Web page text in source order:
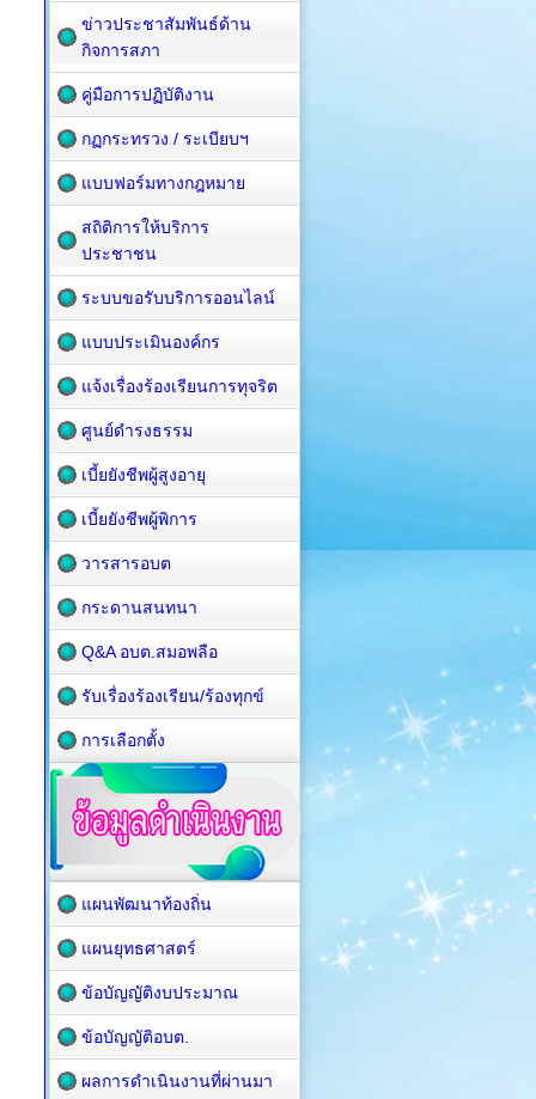
ข่าวประชาสัมพันธ์ด้าน
กิจการสภา
คู่มือการปฏิบัติงาน
กฏกระทรวง / ระเบียบฯ
แบบฟอร์มทางกฎหมาย
สถิติการให้บริการ
ประชาชน
ระบบขอรับบริการออนไลน์
แบบประเมินองค์กร
แจ้งเรื่องร้องเรียนการทุจริต
ศูนย์ดำรงธรรม
เบี้ยยังชีพผู้สูงอายุ
เบี้ยยังชีพผู้พิการ
วารสารอบต
กระดานสนทนา
Q&A อบต.สมอพลือ
รับเรื่องร้องเรียน/ร้องทุกข์
การเลือกตั้ง
แผนพัฒนาท้องถิ่น
แผนยุทธศาสตร์
ข้อบัญญัติงบประมาณ
ข้อบัญญัติอบต.
ผลการดำเนินงานที่ผ่านมา